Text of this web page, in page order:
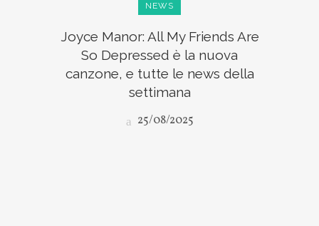
NEWS
Joyce Manor: All My Friends Are
So Depressed è la nuova
canzone, e tutte le news della
settimana
25/08/2025